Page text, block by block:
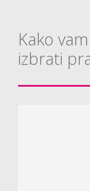
Kako
izbrati